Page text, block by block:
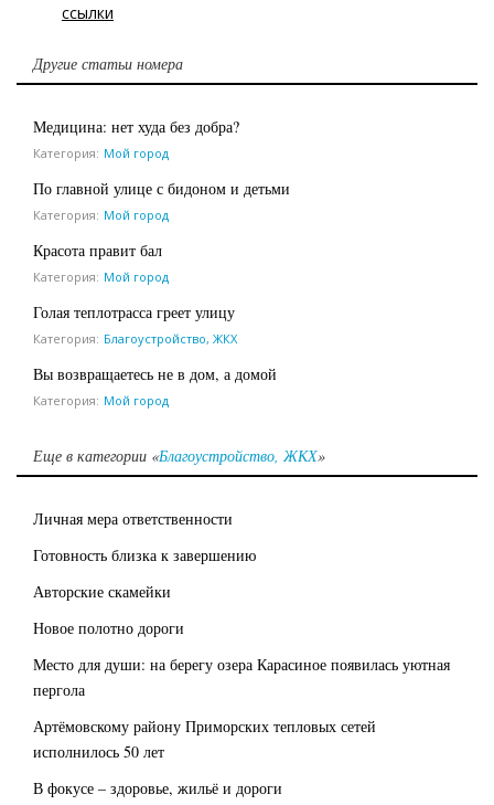
ссылки
Другие статьи номера
Медицина: нет худа без добра?
Категория: Мой город
По главной улице с бидоном и детьми
Категория: Мой город
Красота правит бал
Категория: Мой город
Голая теплотрасса греет улицу
Категория: Благоустройство, ЖКХ
Вы возвращаетесь не в дом, а домой
Категория: Мой город
Еще в категории «Благоустройство, ЖКХ»
Личная мера ответственности
Готовность близка к завершению
Авторские скамейки
Новое полотно дороги
Место для души: на берегу озера Карасиное появилась уютная
пергола
Артёмовскому району Приморских тепловых сетей
исполнилось 50 лет
В фокусе – здоровье, жильё и дороги